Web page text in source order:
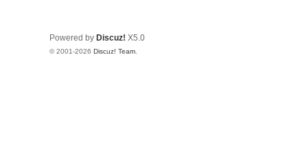
Powered by Discuz! X5.0
© 2001-2026 Discuz! Team